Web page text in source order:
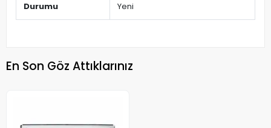
Durumu Yeni
En Son Göz Attıklarınız